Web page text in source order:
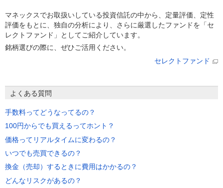
マネックスでお取扱いしている投資信託の中から、定量評価、定性
評価をもとに、独自の分析により、さらに厳選したファンドを「セ
レクトファンド」としてご紹介しています。
銘柄選びの際に、ぜひご活用ください。
セレクトファンド
よくある質問
手数料ってどうなってるの？
100円からでも買えるってホント？
価格ってリアルタイムに変わるの？
いつでも売買できるの？
換金（売却）するときに費用はかかるの？
どんなリスクがあるの？